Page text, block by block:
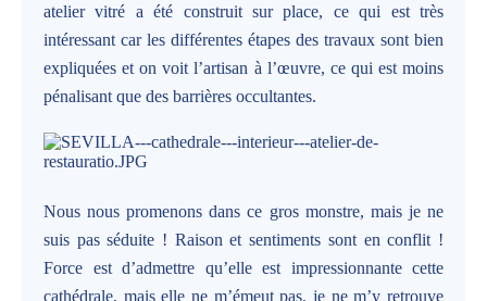
atelier vitré a été construit sur place, ce qui est très
intéressant car les différentes étapes des travaux sont bien
expliquées et on voit l’artisan à l’œuvre, ce qui est moins
pénalisant que des barrières occultantes.
Nous nous promenons dans ce gros monstre, mais je ne
suis pas séduite ! Raison et sentiments sont en conflit !
Force est d’admettre qu’elle est impressionnante cette
cathédrale, mais elle ne m’émeut pas, je ne m’y retrouve